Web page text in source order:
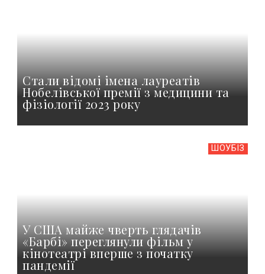
Стали відомі імена лауреатів
Нобелівської премії з медицини та
фізіології 2023 року
ШОУБIЗ
У США майже чверть глядачів
«Барбі» переглянули фільм у
кінотеатрі вперше з початку
пандемії